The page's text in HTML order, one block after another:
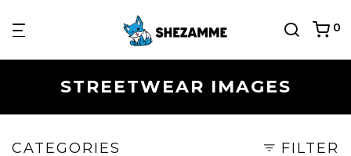
0
STREETWEAR IMAGES
CATEGORIES FILTER